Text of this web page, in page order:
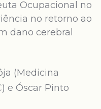
Ocupacional no
no retorno ao
dano cerebral
(Medicina
e Óscar Pinto